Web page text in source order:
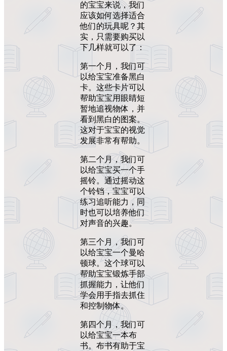
的宝宝来说，我们
应该如何选择适合
他们的玩具呢？其
实，只需要购买以
下几样就可以了：
第一个月，我们可
以给宝宝准备黑白
卡。这些卡片可以
帮助宝宝用眼睛短
暂地追视物体，并
看到黑白的图案。
这对于宝宝的视觉
发展非常有帮助。
第二个月，我们可
以给宝宝买一个手
摇铃。通过摇动这
个铃铛，宝宝可以
练习追听能力，同
时也可以培养他们
对声音的兴趣。
第三个月，我们可
以给宝宝一个曼哈
顿球。这个球可以
帮助宝宝锻炼手部
抓握能力，让他们
学会用手指去抓住
和控制物体。
第四个月，我们可
以给宝宝一本布
书。布书有助于宝